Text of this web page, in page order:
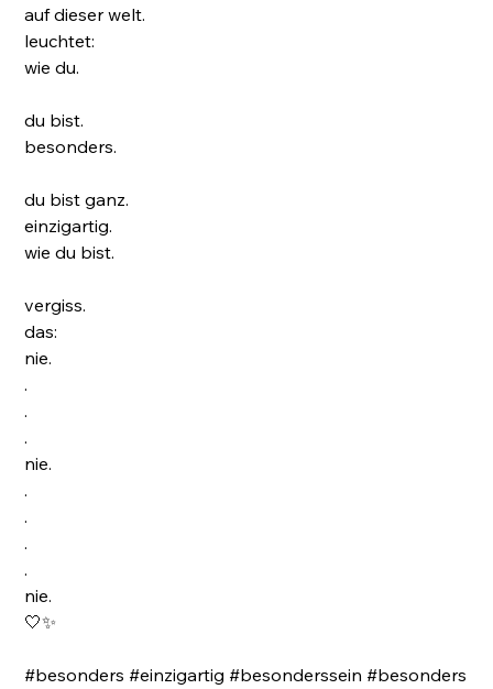
auf dieser welt.
leuchtet:
wie du.
du bist.
besonders.
du bist ganz.
einzigartig.
wie du bist.
vergiss.
das:
nie.
.
.
.
nie.
.
.
.
.
nie.
🤍✨
#besonders #einzigartig #besonderssein #besonders